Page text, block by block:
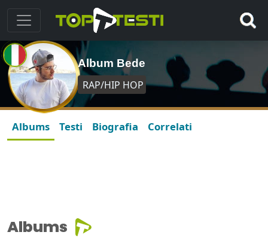
Album Bede
RAP/HIP HOP
Albums Testi Biografia Correlati
Albums